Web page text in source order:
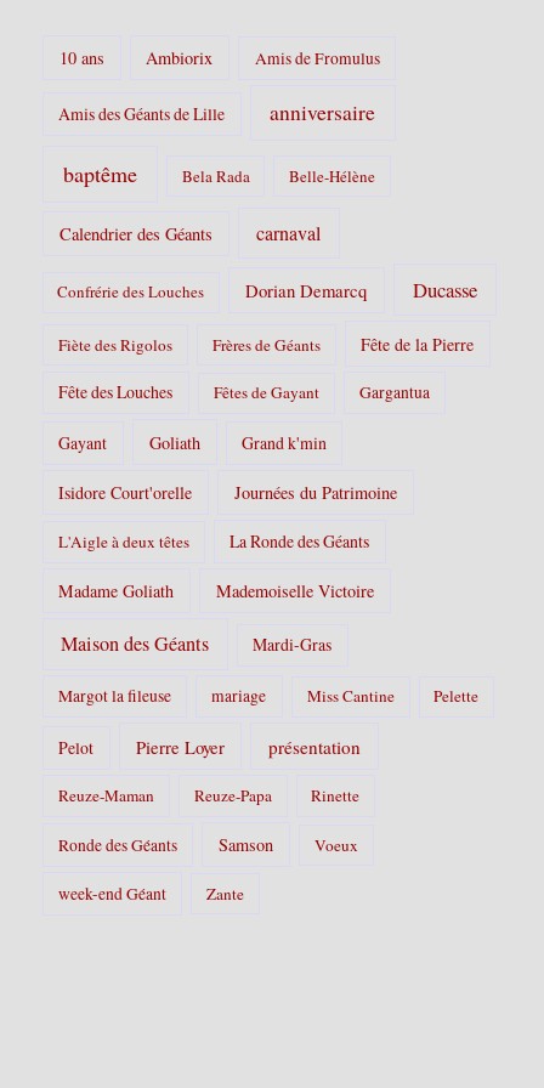
10 ans Ambiorix Amis de Fromulus
Amis des Géants de Lille anniversaire
baptême Bela Rada Belle-Hélène
Calendrier des Géants carnaval
Confrérie des Louches Dorian Demarcq Ducasse
Fiète des Rigolos Frères de Géants Fête de la Pierre
Fête des Louches Fêtes de Gayant Gargantua
Gayant Goliath Grand k'min
Isidore Court'orelle Journées du Patrimoine
L'Aigle à deux têtes La Ronde des Géants
Madame Goliath Mademoiselle Victoire
Maison des Géants Mardi-Gras
Margot la fileuse mariage Miss Cantine Pelette
Pelot Pierre Loyer présentation
Reuze-Maman Reuze-Papa Rinette
Ronde des Géants Samson Voeux
week-end Géant Zante